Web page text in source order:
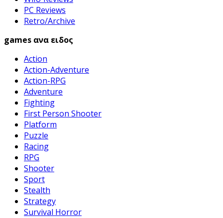
PC Reviews
Retro/Archive
games ανα ειδος
Action
Action-Adventure
Action-RPG
Adventure
Fighting
First Person Shooter
Platform
Puzzle
Racing
RPG
Shooter
Sport
Stealth
Strategy
Survival Horror